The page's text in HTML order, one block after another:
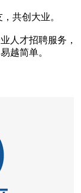
共创大业。
人才招聘服务，
越简单。